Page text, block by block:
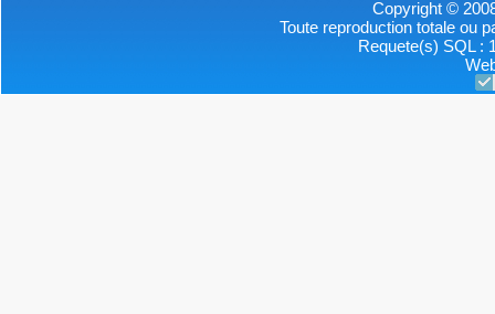
Copyright ©
Toute reproduction totale ou
Requete(s) SQL :